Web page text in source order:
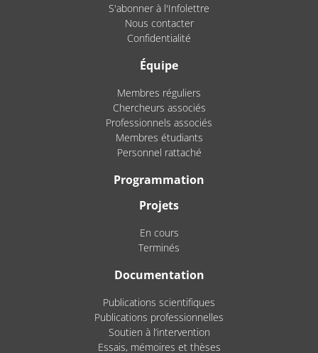
S'abonner à l'Infolettre
Nous contacter
Confidentialité
Équipe
Membres réguliers
Chercheurs associés
Professionnels associés
Membres étudiants
Personnel rattaché
Programmation
Projets
En cours
Terminés
Documentation
Publications scientifiques
Publications professionnelles
Soutien à l’intervention
Essais, mémoires et thèses